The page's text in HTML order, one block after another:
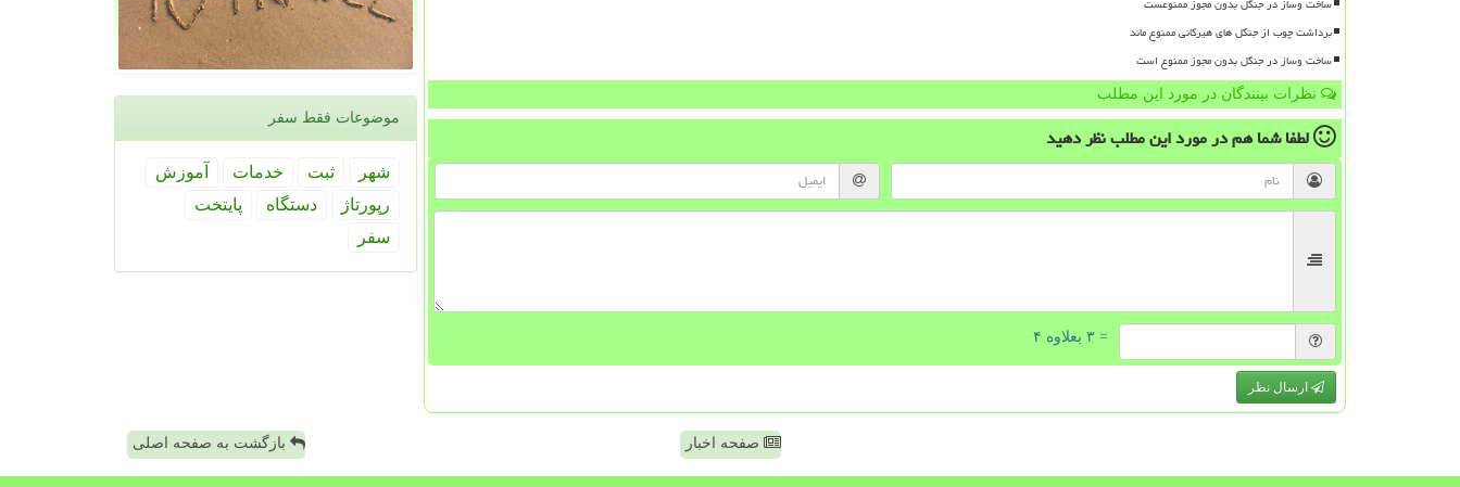
برداشت چوب از جنگل های هیرکانی ممنوع ماند
ساخت وساز در جنگل بدون مجوز ممنوع است
نظرات بینندگان در مورد این مطلب
لطفا شما همدر مورد این مطلبنظر دهید
= ۳ بعلاوه ۴
ارسال نظر
موضوعات فقط سفر
شهر ثبت خدمات
آموزش
رپورتاژ
دستگاه
پایتخت
سفر
صفحه اخبار بازگشت به صفحه اصلی